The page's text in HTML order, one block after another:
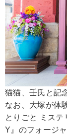
猫猫、壬氏と記
なお、大塚が体
とりごと ミス
Y』のフォージ